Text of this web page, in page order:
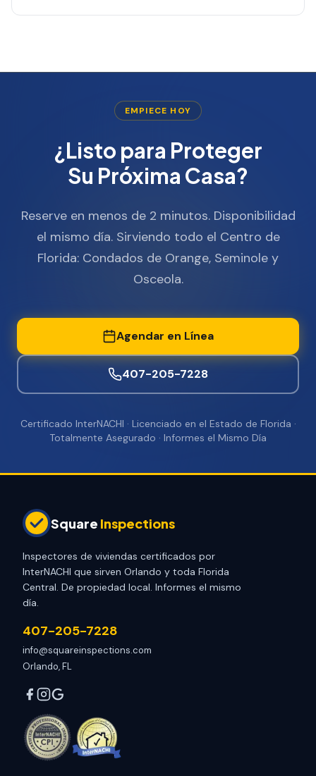
EMPIECE HOY
¿Listo para Proteger
Su Próxima Casa?
Reserve en menos de 2 minutos. Disponibilidad
el mismo día. Sirviendo todo el Centro de
Florida: Condados de Orange, Seminole y
Osceola.
Agendar en Línea
407-205-7228
Certificado InterNACHI · Licenciado en el Estado de Florida ·
Totalmente Asegurado · Informes el Mismo Día
Square Inspections
Inspectores de viviendas certificados por
InterNACHI que sirven Orlando y toda Florida
Central. De propiedad local. Informes el mismo
día.
407-205-7228
info@squareinspections.com
Orlando, FL